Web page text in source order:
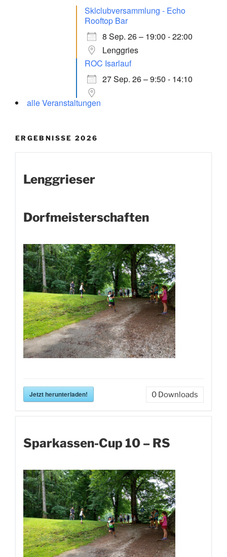
Sklclubversammlung - Echo
Rooftop Bar
8 Sep. 26 – 19:00 - 22:00
Lenggries
ROC Isarlauf
27 Sep. 26 – 9:50 - 14:10
alle Veranstaltungen
ERGEBNISSE 2026
Lenggrieser
Dorfmeisterschaften
Jetzt herunterladen! 0 Downloads
Sparkassen-Cup 10 – RS